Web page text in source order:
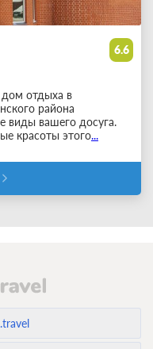
6.6
дом отдыха в
района
виды вашего досуга.
красоты этого...